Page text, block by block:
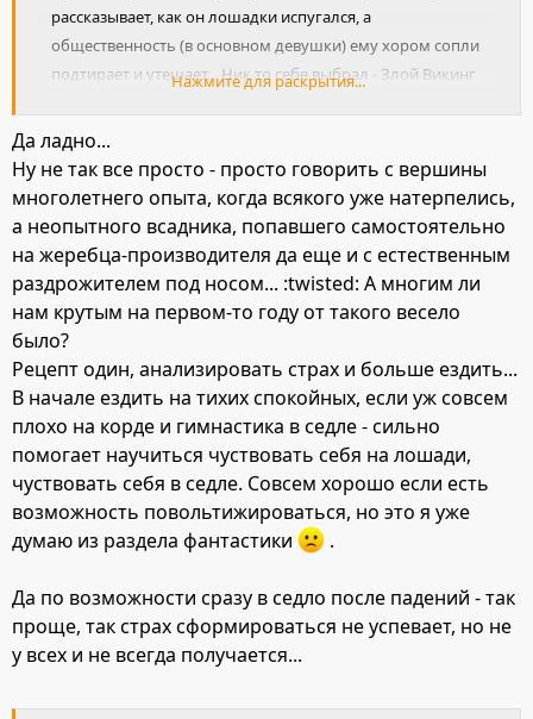
рассказывает, как он лошадки испугался, а
общественность (в основном девушки) ему хором сопли
подтирает и утешает... Ник то себе выбрал - Злой Викинг
сиди дома не вылезая и в компьютерных играх
Нажмите для раскрытия...
Да ладно...
Ну не так все просто - просто говорить с вершины
многолетнего опыта, когда всякого уже натерпелись,
а неопытного всадника, попавшего самостоятельно
на жеребца-производителя да еще и с естественным
раздрожителем под носом... :twisted: А многим ли
нам крутым на первом-то году от такого весело
было?
Рецепт один, анализировать страх и больше ездить...
В начале ездить на тихих спокойных, если уж совсем
плохо на корде и гимнастика в седле - сильно
помогает научиться чуствовать себя на лошади,
чуствовать себя в седле. Совсем хорошо если есть
возможность повольтижироваться, но это я уже
думаю из раздела фантастики
.
Да по возможности сразу в седло после падений - так
проще, так страх сформироваться не успевает, но не
у всех и не всегда получается...